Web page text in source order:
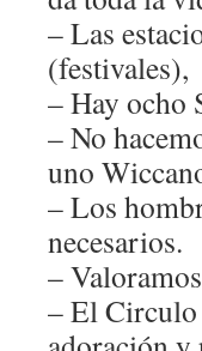
– Las
(festivales),
– Hay ocho
– No
uno
– Los
necesarios.
–
– El Circulo